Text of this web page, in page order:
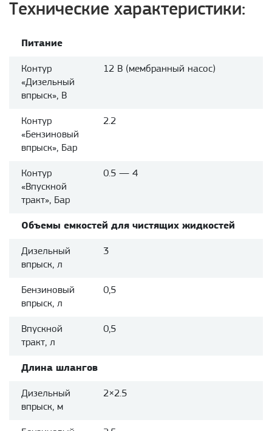
Технические характеристики:
Питание
Контур
«Дизельный
впрыск», В
12 В (мембранный насос)
Контур
«Бензиновый
впрыск», Бар
2.2
Контур
«Впускной
тракт», Бар
0.5 — 4
Объемы емкостей для чистящих жидкостей
Дизельный
впрыск, л
3
Бензиновый
впрыск, л
0,5
Впускной
тракт, л
0,5
Длина шлангов
Дизельный
впрыск, м
2×2.5